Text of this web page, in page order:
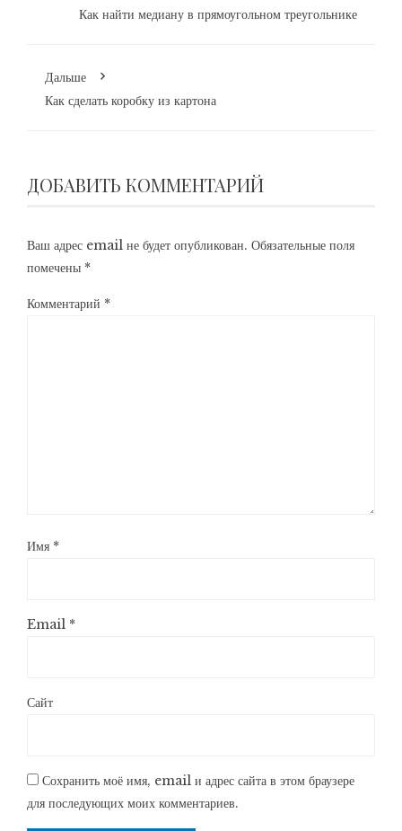
Как найти медиану в прямоугольном треугольнике
Дальше
Как сделать коробку из картона
ДОБАВИТЬ КОММЕНТАРИЙ
Ваш адрес email не будет опубликован. Обязательные поля
помечены *
Комментарий *
Имя *
Email *
Сайт
Сохранить моё имя, email и адрес сайта в этом браузере
для последующих моих комментариев.